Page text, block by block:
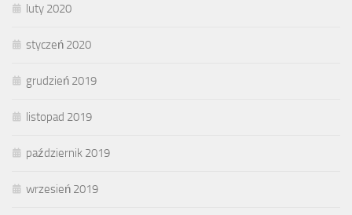
luty 2020
styczeń 2020
grudzień 2019
listopad 2019
październik 2019
wrzesień 2019